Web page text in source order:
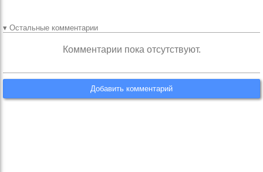
▾ Остальные комментарии
Комментарии пока отсутствуют.
Добавить комментарий